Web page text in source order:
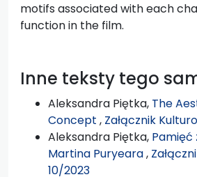
motifs associated with each
function in the film.
Inne teksty tego
Aleksandra Piętka, The
Concept , Załącznik
Aleksandra Piętka, Pamięć
Martina Puryeara,
10/2023